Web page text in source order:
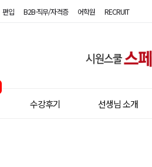
편입 B2B·직무/자격증 어학원 RECRUIT
수강후기 선생님 소개